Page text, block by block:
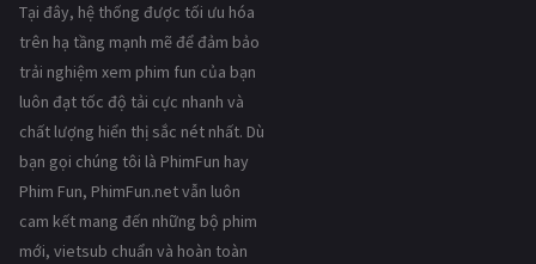
Tại đây, hệ thống được tối ưu hóa
trên hạ tầng mạnh mẽ để đảm bảo
trải nghiệm xem phim fun của bạn
luôn đạt tốc độ tải cực nhanh và
chất lượng hiển thị sắc nét nhất. Dù
bạn gọi chúng tôi là PhimFun hay
Phim Fun, PhimFun.net vẫn luôn
cam kết mang đến những bộ phim
mới, vietsub chuẩn và hoàn toàn